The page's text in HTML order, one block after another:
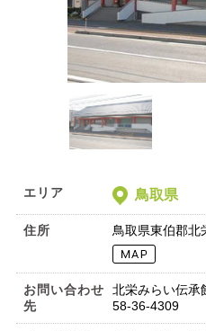
エリア 鳥取県
住所 鳥取県東伯郡北
お問い合わせ
先
北栄みらい伝
58-36-4309